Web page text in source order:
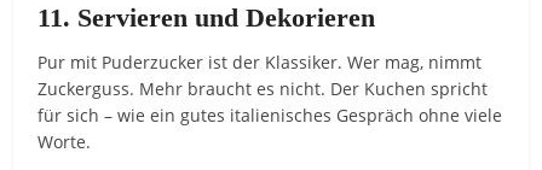
11. Servieren und Dekorieren
Pur mit Puderzucker ist der Klassiker. Wer mag, nimmt
Zuckerguss. Mehr braucht es nicht. Der Kuchen spricht
für sich – wie ein gutes italienisches Gespräch ohne viele
Worte.